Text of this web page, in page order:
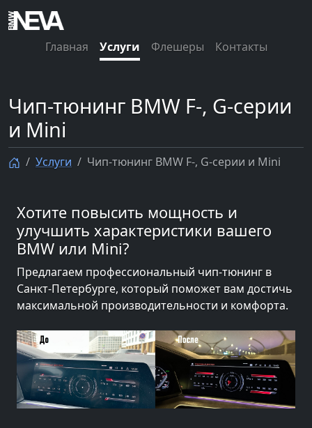
Главная Услуги Флешеры Контакты
Чип-тюнинг BMW F-, G-серии
и Mini
Услуги Чип-тюнинг BMW F-, G-серии и Mini
Хотите повысить мощность и
улучшить характеристики вашего
BMW или Mini?
Предлагаем профессиональный чип-тюнинг в
Санкт-Петербурге, который поможет вам достичь
максимальной производительности и комфорта.